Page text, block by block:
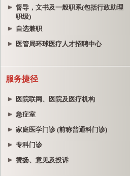
督导，文书及一般职系(包括行政助理
职级)
自选兼职
医管局环球医疗人才招聘中心
服务捷径
医院联网、医院及医疗机构
急症室
家庭医学门诊 (前称普通科门诊)
专科门诊
赞扬、意见及投诉